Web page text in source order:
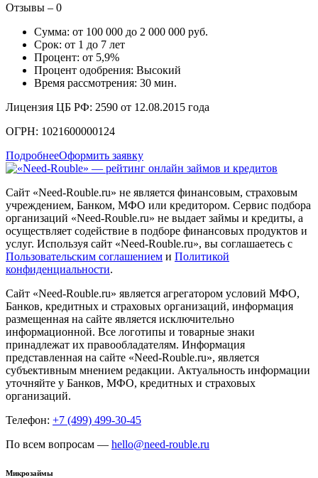
Отзывы – 0
Сумма: от 100 000 до 2 000 000 руб.
Срок: от 1 до 7 лет
Процент: от 5,9%
Процент одобрения: Высокий
Время рассмотрения: 30 мин.
Лицензия ЦБ РФ: 2590 от 12.08.2015 года
ОГРН: 1021600000124
ПодробнееОформить заявку
Сайт «Need-Rouble.ru» не является финансовым, страховым
учреждением, Банком, МФО или кредитором. Сервис подбора
организаций «Need-Rouble.ru» не выдает займы и кредиты, а
осуществляет содействие в подборе финансовых продуктов и
услуг. Используя сайт «Need-Rouble.ru», вы соглашаетесь с
Пользовательским соглашением и Политикой
конфиденциальности.
Сайт «Need-Rouble.ru» является агрегатором условий МФО,
Банков, кредитных и страховых организаций, информация
размещенная на сайте является исключительно
информационной. Все логотипы и товарные знаки
принадлежат их правообладателям. Информация
представленная на сайте «Need-Rouble.ru», является
субъективным мнением редакции. Актуальность информации
уточняйте у Банков, МФО, кредитных и страховых
организаций.
Телефон: +7 (499) 499-30-45
По всем вопросам — hello@need-rouble.ru
Микрозаймы